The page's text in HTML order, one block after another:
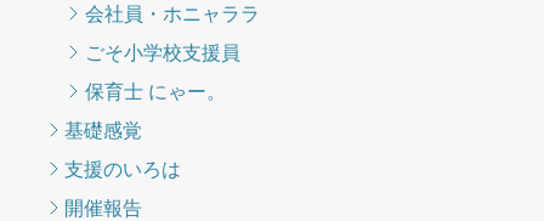
会社員・ホニャララ
ごそ小学校支援員
保育士 にゃー。
基礎感覚
支援のいろは
開催報告